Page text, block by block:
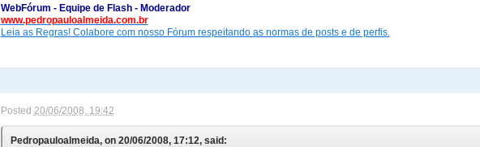
WebFórum - Equipe de Flash - Moderador
www.pedropauloalmeida.com.br
Leia as Regras! Colabore com nosso Fórum respeitando as normas de posts e de perfis.
Posted 20/06/2008, 19:42
Pedropauloalmeida, on 20/06/2008, 17:12, said: